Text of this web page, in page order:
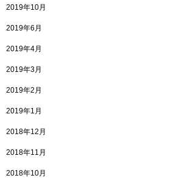
2019年10月
2019年6月
2019年4月
2019年3月
2019年2月
2019年1月
2018年12月
2018年11月
2018年10月